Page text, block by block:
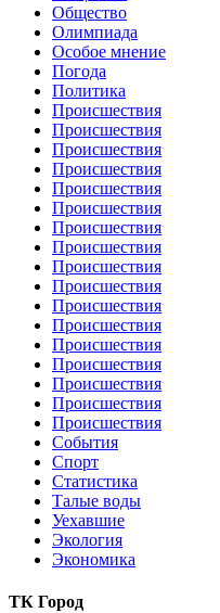
Общество
Олимпиада
Особое мнение
Погода
Политика
Происшествия
Происшествия
Происшествия
Происшествия
Происшествия
Происшествия
Происшествия
Происшествия
Происшествия
Происшествия
Происшествия
Происшествия
Происшествия
Происшествия
Происшествия
Происшествия
Происшествия
События
Спорт
Статистика
Талые воды
Уехавшие
Экология
Экономика
ТК Город